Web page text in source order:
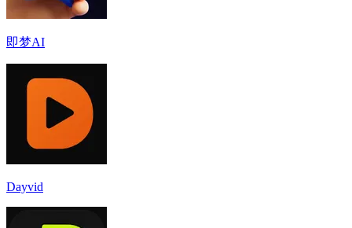
即梦AI
Dayvid